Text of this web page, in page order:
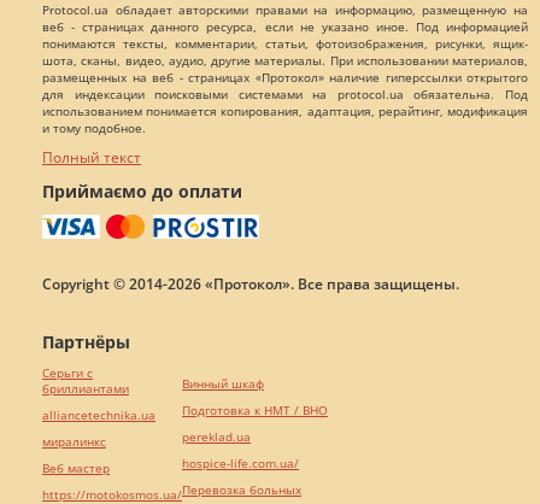
Protocol.ua обладает авторскими правами на информацию, размещенную на
веб - страницах данного ресурса, если не указано иное. Под информацией
понимаются тексты, комментарии, статьи, фотоизображения, рисунки, ящик-
шота, сканы, видео, аудио, другие материалы. При использовании материалов,
размещенных на веб - страницах «Протокол» наличие гиперссылки открытого
для индексации поисковыми системами на protocol.ua обязательна. Под
использованием понимается копирования, адаптация, рерайтинг, модификация
и тому подобное.
Полный текст
Приймаємо до оплати
Copyright © 2014-2026 «Протокол». Все права защищены.
Партнёры
Серьги с
бриллиантами
alliancetechnika.ua
миралинкс
Веб мастер
https://motokosmos.ua/
Винный шкаф
Подготовка к НМТ / ВНО
pereklad.ua
hospice-life.com.ua/
Перевозка больных